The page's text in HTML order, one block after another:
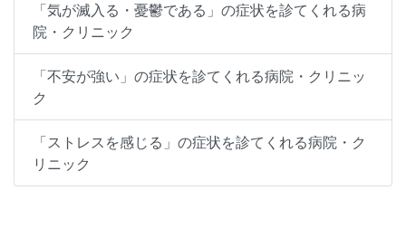
「気が滅入る・憂鬱である」の症状を診てくれる病
院・クリニック
「不安が強い」の症状を診てくれる病院・クリニッ
ク
「ストレスを感じる」の症状を診てくれる病院・ク
リニック